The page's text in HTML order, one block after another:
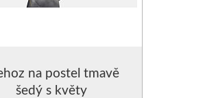
na postel tmavě
šedý s květy